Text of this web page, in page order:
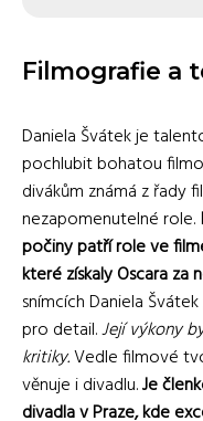
Filmografie a
Daniela Švátek je
pochlubit bohatou
divákům známá z řady
nezapomenutelné role.
počiny patří role ve
které získaly Oscara za
snímcích Daniela
pro detail.Její výkony
kritiky.Vedle filmové
věnuje i divadlu.Je
divadla v Praze, kde